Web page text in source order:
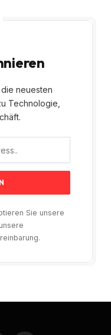
neuesten
Technologie,
Sie unsere